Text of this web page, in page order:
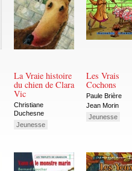
La Vraie histoire
du chien de Clara
Vic
Christiane
Duchesne
Jeunesse
Les Vrais
Cochons
Paule Brière
Jean Morin
Jeunesse